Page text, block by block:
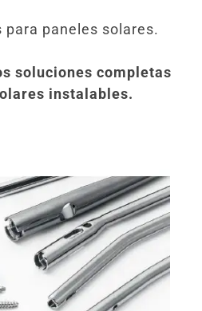
para paneles solares.
soluciones completas
instalables.